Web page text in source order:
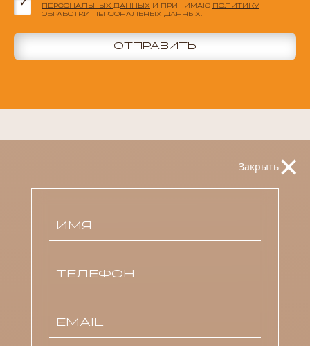
ПЕРСОНАЛЬНЫХ ДАННЫХ
И ПРИНИМАЮ
ПОЛИТИКУ
ОБРАБОТКИ ПЕРСОНАЛЬНЫХ ДАННЫХ.
ОТПРАВИТЬ
Закрыть×